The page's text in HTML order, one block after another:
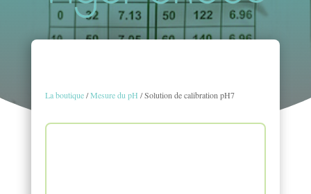
La boutique/Mesure du pH / Solution de calibration pH7